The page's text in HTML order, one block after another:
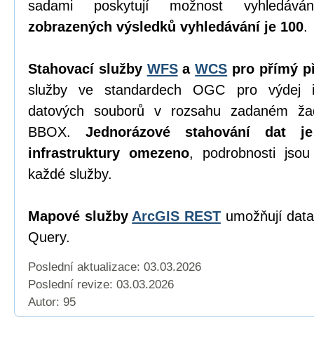
sadami poskytují možnost
zobrazených výsledků vyhledávání je 100.
Stahovací služby WFSaWCS pro přímý
služby ve standardech OGC pro výdej
datových souborů v rozsahu zadaném
BBOX. Jednorázové stahování dat
infrastruktury omezeno, podrobnosti
každé služby.
Mapové služby ArcGIS RESTumožňují
Query.
Poslední aktualizace: 03.03.2026
Poslední revize: 03.03.2026
Autor: 95